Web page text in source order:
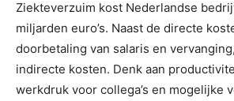
Ziekteverzuim kost Nederlandse
miljarden euro’s. Naast de directe
doorbetaling van salaris en
indirecte kosten. Denk aan
werkdruk voor collega’s en mogelijke